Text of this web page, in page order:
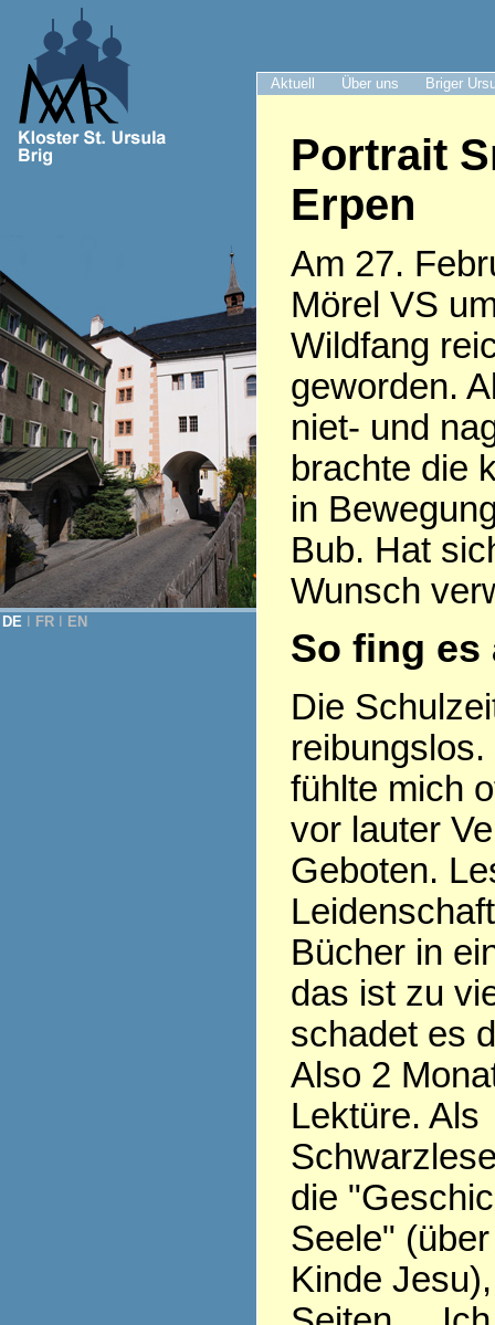
Aktuell Über uns Briger
DE FR EN
Portrait
Erpen
Am 27.
Mörel VS
Wildfang
geworden.
niet- und
brachte die
in
Bub. Hat
Wunsch
So fing es
Die
fühlte mich
vor lauter
Geboten.
Bücher in
das ist zu
schadet es
Also 2
Lektüre. Als
die
Seele"
Kinde